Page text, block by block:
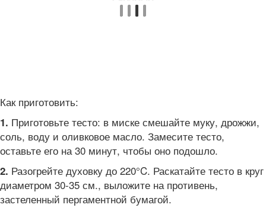
Как приготовить:
1. Приготовьте тесто: в миске смешайте муку, дрожжи,
соль, воду и оливковое масло. Замесите тесто,
оставьте его на 30 минут, чтобы оно подошло.
2. Разогрейте духовку до 220°C. Раскатайте тесто в круг
диаметром 30-35 см., выложите на противень,
застеленный пергаментной бумагой.